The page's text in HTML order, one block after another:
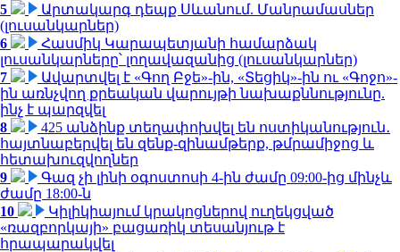
5
Արտակարգ դեպք Սևանում. Մանրամասներ
(լուսանկարներ)
6
Հասմիկ Կարապետյանի համարձակ
լուսանկարները՝ լողավազանից (լուսանկարներ)
7
Ավարտվել է «Գող Բջե»-ին, «Տեցիկ»-ին ու «Գոջո»-
ին առնչվող քրեական վարույթի նախաքննությունը.
ինչ է պարզվել
8
425 անձինք տեղափոխվել են ոստիկանություն․
հայտնաբերվել են զենք-զինամթերք, թմրամիջոց և
հետախուզվողներ
9
Գազ չի լինի օգոստոսի 4-ին ժամը 09:00-ից մինչև
ժամը 18:00-ն
10
Կիլիկիայում կրակոցներով ուղեկցված
«ռազբորկայի» բացառիկ տեսանյութ է
հրապարակվել